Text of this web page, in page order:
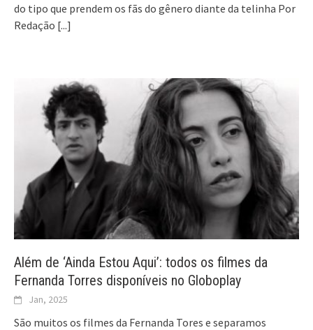
do tipo que prendem os fãs do gênero diante da telinha Por
Redação [...]
Além de ‘Ainda Estou Aqui’: todos os filmes da
Fernanda Torres disponíveis no Globoplay
Jan, 2025
São muitos os filmes da Fernanda Tores e separamos